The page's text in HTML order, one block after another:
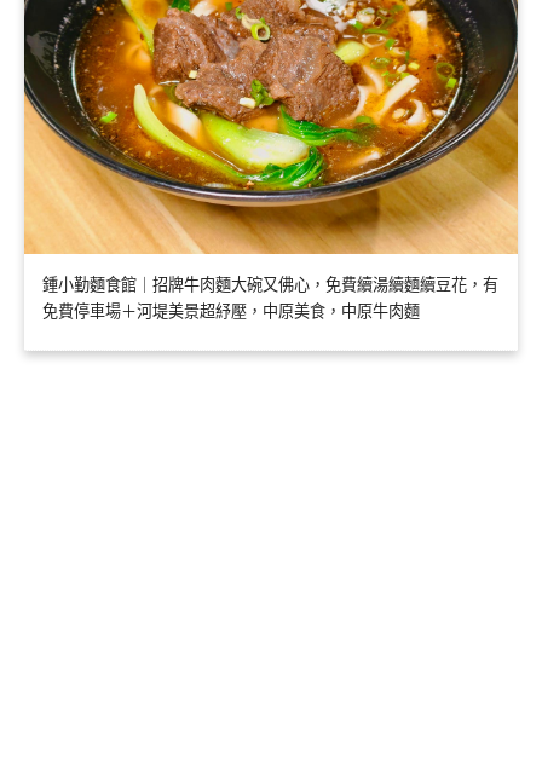
鍾小勤麵食館｜招牌牛肉麵大碗又佛心，免費續湯續麵續豆花，有
免費停車場＋河堤美景超紓壓，中原美食，中原牛肉麵